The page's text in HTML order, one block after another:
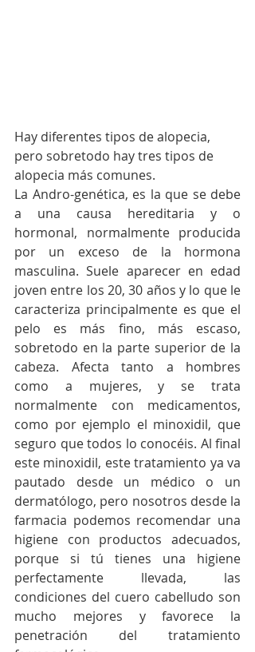
Hay diferentes tipos de alopecia,
pero sobretodo hay tres tipos de
alopecia más comunes.
La Andro-genética, es la que se debe
a una causa hereditaria y o
hormonal, normalmente producida
por un exceso de la hormona
masculina. Suele aparecer en edad
joven entre los 20, 30 años y lo que le
caracteriza principalmente es que el
pelo es más fino, más escaso,
sobretodo en la parte superior de la
cabeza. Afecta tanto a hombres
como a mujeres, y se trata
normalmente con medicamentos,
como por ejemplo el minoxidil, que
seguro que todos lo conocéis. Al final
este minoxidil, este tratamiento ya va
pautado desde un médico o un
dermatólogo, pero nosotros desde la
farmacia podemos recomendar una
higiene con productos adecuados,
porque si tú tienes una higiene
perfectamente llevada, las
condiciones del cuero cabelludo son
mucho mejores y favorece la
penetración del tratamiento